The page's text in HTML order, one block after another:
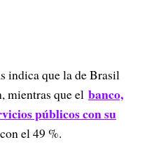
indica que la de Brasil
mientras que el banco,
públicos con su
el 49 %.